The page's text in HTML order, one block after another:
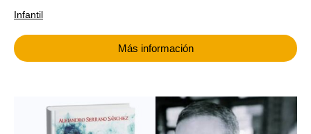
Infantil
Más información